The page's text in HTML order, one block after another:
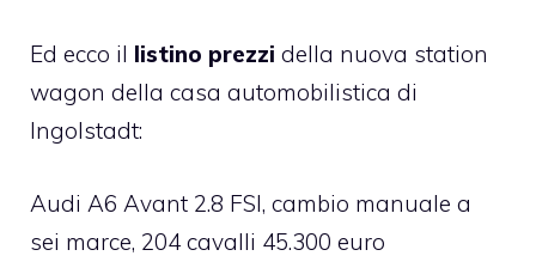
Ed ecco il listino prezzi della nuova station
wagon della casa automobilistica di
Ingolstadt:
Audi A6 Avant 2.8 FSI, cambio manuale a
sei marce, 204 cavalli 45.300 euro